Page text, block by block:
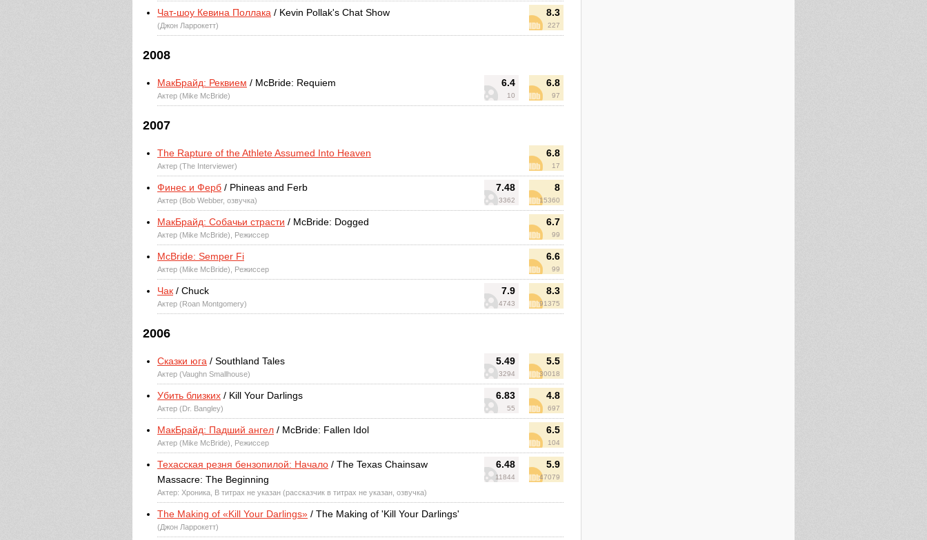
8.3
227
Чат-шоу Кевина Поллака / Kevin Pollak's Chat Show
(Джон Ларрокетт)
2008
6.4
10
6.8
97
МакБрайд: Реквием / McBride: Requiem
Актер (Mike McBride)
2007
6.8
17
The Rapture of the Athlete Assumed Into Heaven
Актер (The Interviewer)
7.48
3362
8
15360
Финес и Ферб / Phineas and Ferb
Актер (Bob Webber, озвучка)
6.7
99
МакБрайд: Собачьи страсти / McBride: Dogged
Актер (Mike McBride), Режиссер
6.6
99
McBride: Semper Fi
Актер (Mike McBride), Режиссер
7.9
4743
8.3
91375
Чак / Chuck
Актер (Roan Montgomery)
2006
5.49
3294
5.5
30018
Сказки юга / Southland Tales
Актер (Vaughn Smallhouse)
6.83
55
4.8
697
Убить близких / Kill Your Darlings
Актер (Dr. Bangley)
6.5
104
МакБрайд: Падший ангел / McBride: Fallen Idol
Актер (Mike McBride), Режиссер
6.48
11844
5.9
47079
Техасская резня бензопилой: Начало / The Texas Chainsaw
Massacre: The Beginning
Актер: Хроника, В титрах не указан (рассказчик в титрах не указан, озвучка)
The Making of «Kill Your Darlings» / The Making of 'Kill Your Darlings'
(Джон Ларрокетт)